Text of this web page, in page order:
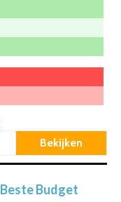
Bekijken
Beste Budget